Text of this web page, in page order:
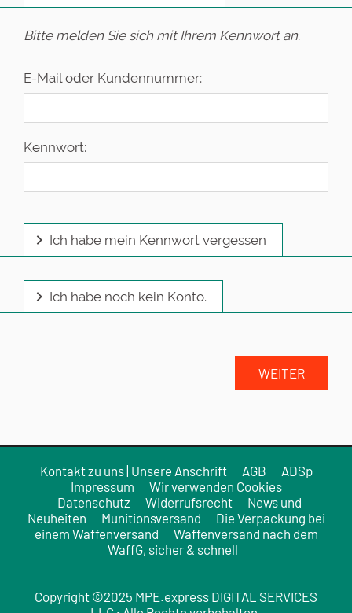
Bitte melden Sie sich mit Ihrem Kennwort an.
E-Mail oder Kundennummer:
Kennwort:
Ich habe mein Kennwort vergessen
Ich habe noch kein Konto.
Kontakt zu uns | Unsere Anschrift AGB
ADSp
Impressum
Wir verwenden Cookies
Datenschutz
Widerrufsrecht
News und
Neuheiten
Munitionsversand
Die Verpackung bei
einem Waffenversand
Waffenversand nach dem
WaffG, sicher & schnell
Copyright ©2025 MPE.express DIGITAL SERVICES